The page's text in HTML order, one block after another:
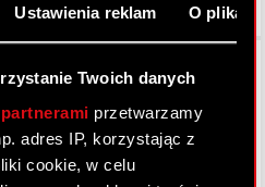
Ustawienia reklam O
Twoich danych
przetwarzamy
adres IP, korzystając z
cookie, w celu